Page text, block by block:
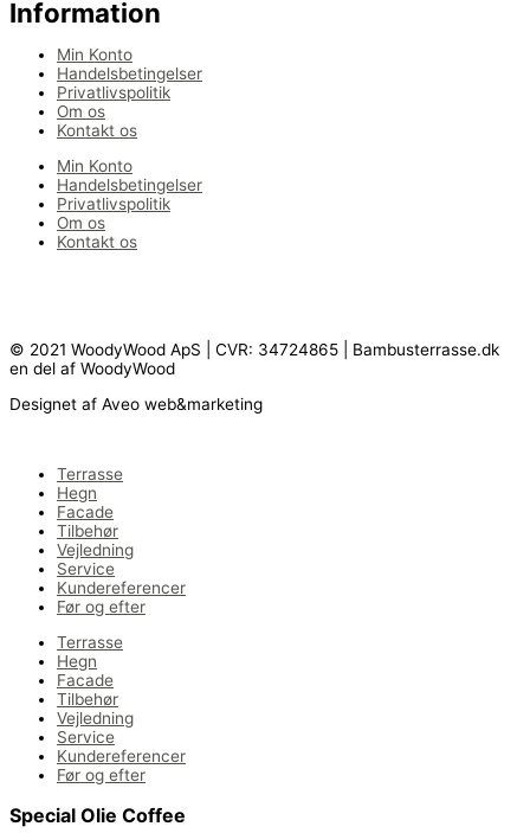
Information
Min Konto
Handelsbetingelser
Privatlivspolitik
Om os
Kontakt os
Min Konto
Handelsbetingelser
Privatlivspolitik
Om os
Kontakt os
© 2021 WoodyWood ApS | CVR: 34724865 | Bambusterrasse.dk
en del af WoodyWood
Designet af Aveo web&marketing
Terrasse
Hegn
Facade
Tilbehør
Vejledning
Service
Kundereferencer
Før og efter
Terrasse
Hegn
Facade
Tilbehør
Vejledning
Service
Kundereferencer
Før og efter
Special Olie Coffee